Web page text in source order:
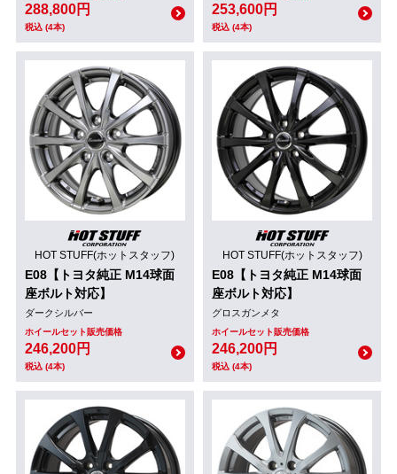
288,800円
税込 (4本)
253,600円
税込 (4本)
HOT STUFF(ホットスタッフ)
E08【トヨタ純正 M14球面
座ボルト対応】
ダークシルバー
ホイールセット販売価格
246,200円
税込 (4本)
HOT STUFF(ホットスタッフ)
E08【トヨタ純正 M14球面
座ボルト対応】
グロスガンメタ
ホイールセット販売価格
246,200円
税込 (4本)